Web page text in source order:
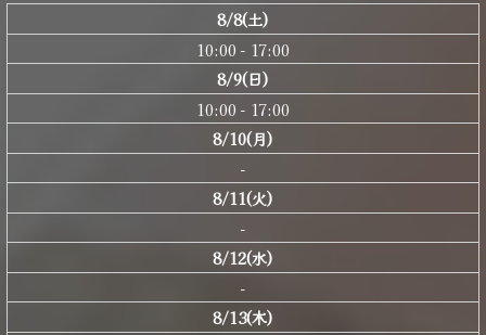
8/8(土)
10:00 - 17:00
8/9(日)
10:00 - 17:00
8/10(月)
-
8/11(火)
-
8/12(水)
-
8/13(木)